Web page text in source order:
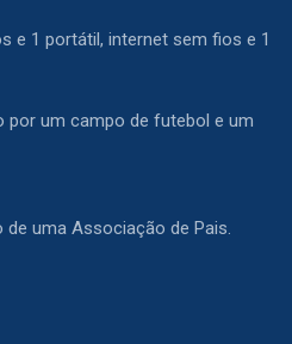
e 1 portátil, internet sem fios e 1
por um campo de futebol e um
uma Associação de Pais.